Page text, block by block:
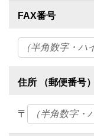
FAX番号
住所 （郵便番号）
〒